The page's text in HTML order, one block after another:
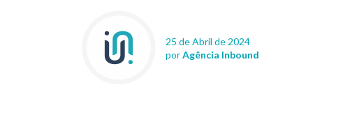
25 de Abril de 2024
porAgência Inbound